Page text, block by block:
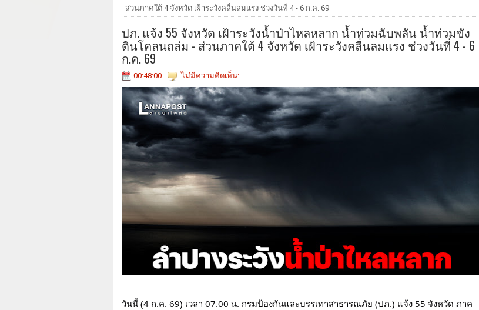
ส่วนภาคใต้ 4 จังหวัด เฝ้าระวังคลื่นลมแรง ช่วงวันที่ 4 - 6 ก.ค. 69
ปภ. แจ้ง 55 จังหวัด เฝ้าระวังน้ำป่าไหลหลาก น้ำท่วมฉับพลัน น้ำท่วมขัง
ดินโคลนถล่ม - ส่วนภาคใต้ 4 จังหวัด เฝ้าระวังคลื่นลมแรง ช่วงวันที่ 4 - 6
ก.ค. 69
00:48:00 ไม่มีความคิดเห็น:
วันนี้ (4 ก.ค. 69) เวลา 07.00 น. กรมป้องกันและบรรเทาสาธารณภัย (ปภ.) แจ้ง 55 จังหวัด ภาค